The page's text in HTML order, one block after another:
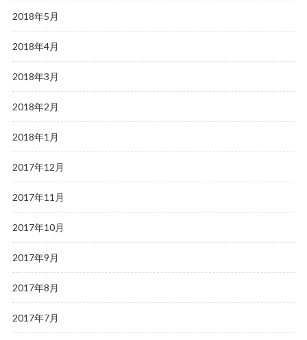
2018年5月
2018年4月
2018年3月
2018年2月
2018年1月
2017年12月
2017年11月
2017年10月
2017年9月
2017年8月
2017年7月